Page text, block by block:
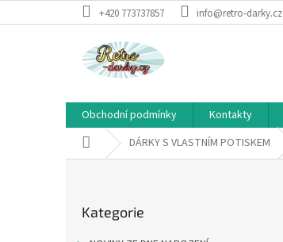
na
+420 773737857 info@retro-darky.cz
Obchodní podmínky Kontakty
Domů DÁRKY S VLASTNÍM POTISKEM
kategorie
Kategorie